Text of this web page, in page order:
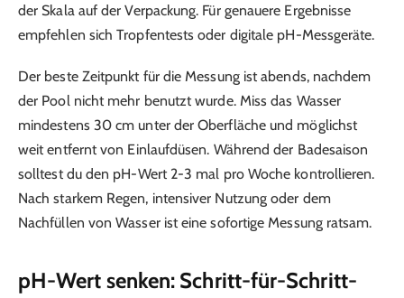
der Skala auf der Verpackung. Für genauere Ergebnisse
empfehlen sich Tropfentests oder digitale pH-Messgeräte.
Der beste Zeitpunkt für die Messung ist abends, nachdem
der Pool nicht mehr benutzt wurde. Miss das Wasser
mindestens 30 cm unter der Oberfläche und möglichst
weit entfernt von Einlaufdüsen. Während der Badesaison
solltest du den pH-Wert 2-3 mal pro Woche kontrollieren.
Nach starkem Regen, intensiver Nutzung oder dem
Nachfüllen von Wasser ist eine sofortige Messung ratsam.
pH-Wert senken: Schritt-für-Schritt-